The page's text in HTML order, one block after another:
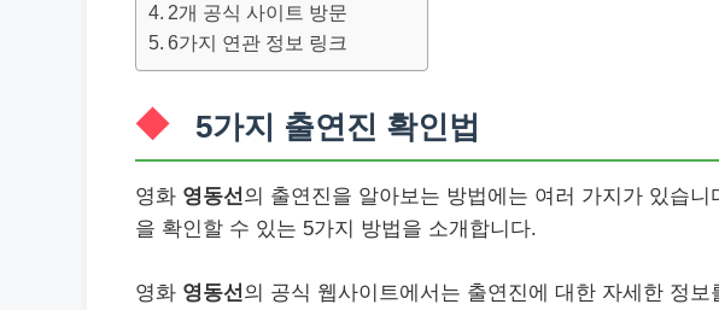
2개 공식 사이트 방문
6가지 연관 정보 링크
5가지 출연진 확인법
영화 영동선의 출연진을 알아보는 방법에는 여러 가지가 있습
을 확인할 수 있는 5가지 방법을 소개합니다.
영화 영동선 의 공식 웹사이트에서는 출연진에 대한 자세한 정